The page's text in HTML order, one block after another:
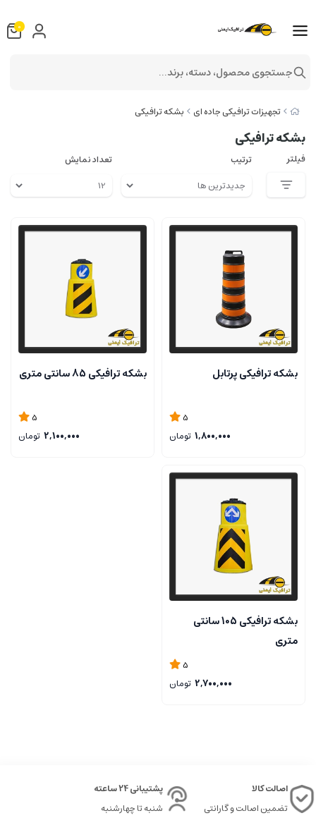
تجهیزات ترافیکی جاده ای بشکه ترافیکی
بشکه ترافیکی
فیلتر ترتیب تعداد نمایش
بشکه ترافیکی پرتابل
5
1,800,000 تومان
بشکه ترافیکی 85 سانتی متری
5
2,100,000 تومان
بشکه ترافیکی 105 سانتی
متری
5
2,700,000 تومان
اصالت کالا
تضمین اصالت و گارانتی
پشتیبانی 24 ساعته
شنبه تا چهارشنبه
0
جستجوی محصول، دسته، برند...